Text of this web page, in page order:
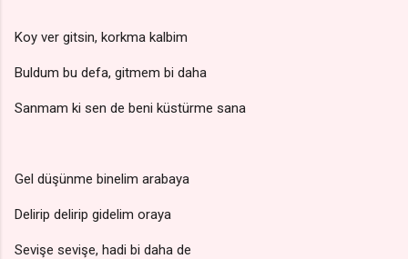
Koy ver gitsin, korkma kalbim
Buldum bu defa, gitmem bi daha
Sanmam ki sen de beni küstürme sana
Gel düşünme binelim arabaya
Delirip delirip gidelim oraya
Sevişe sevişe, hadi bi daha de